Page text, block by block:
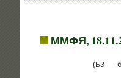
ММФЯ,
(БЗ—